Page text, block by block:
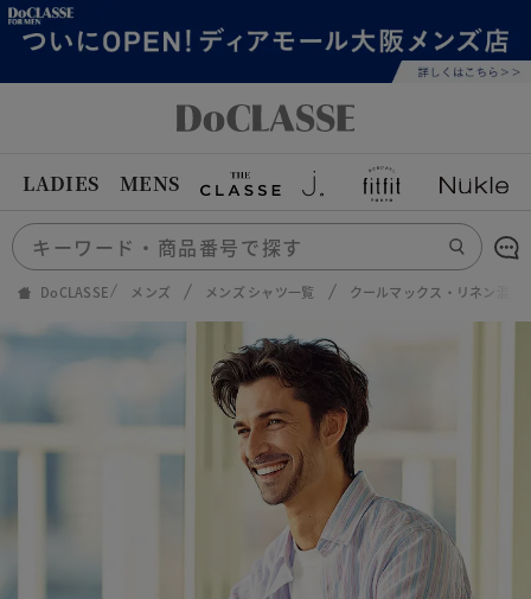
LADIES MENS
DoCLASSE メンズ メンズ シャツ一覧 クールマックス・リネン混・